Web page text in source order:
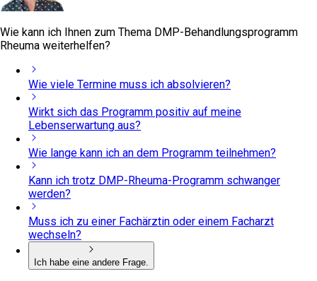
Wie kann ich Ihnen zum Thema DMP-Behandlungsprogramm
Rheuma weiterhelfen?
Wie viele Termine muss ich absolvieren?
Wirkt sich das Programm positiv auf meine
Lebenserwartung aus?
Wie lange kann ich an dem Programm teilnehmen?
Kann ich trotz DMP-Rheuma-Programm schwanger
werden?
Muss ich zu einer Fachärztin oder einem Facharzt
wechseln?
Ich habe eine andere Frage.